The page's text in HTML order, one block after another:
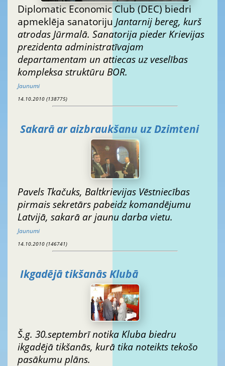
Diplomatic Economic Club (DEC) biedri
apmeklēja sanatoriju Jantarnij bereg, kurš
atrodas Jūrmalā. Sanatorija pieder Krievijas
prezidenta administratīvajam
departamentam un attiecas uz veselības
kompleksa struktūru BOR.
Jaunumi
14.10.2010 (138775)
Sakarā ar aizbraukšanu uz Dzimteni
Pavels Tkačuks, Baltkrievijas Vēstniecības
pirmais sekretārs pabeidz komandējumu
Latvijā, sakarā ar jaunu darba vietu.
Jaunumi
14.10.2010 (146741)
Ikgadējā tikšanās Klubā
Š.g. 30.septembrī notika Kluba biedru
ikgadējā tikšanās, kurā tika noteikts tekošo
pasākumu plāns.